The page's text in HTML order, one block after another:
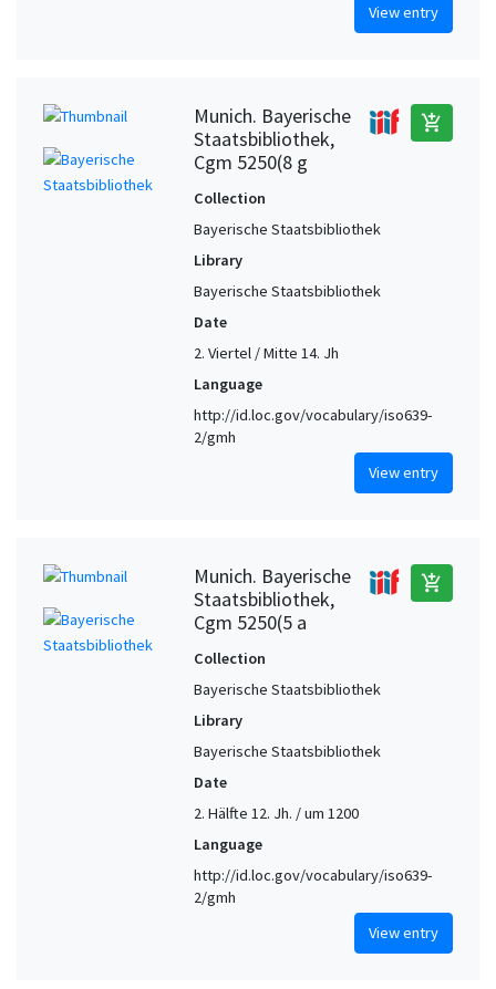
View entry
Munich. Bayerische
Staatsbibliothek,
Cgm 5250(8 g
add_shopping_cart
Collection
Bayerische Staatsbibliothek
Library
Bayerische Staatsbibliothek
Date
2. Viertel / Mitte 14. Jh
Language
http://id.loc.gov/vocabulary/iso639-
2/gmh
View entry
Munich. Bayerische
Staatsbibliothek,
Cgm 5250(5 a
add_shopping_cart
Collection
Bayerische Staatsbibliothek
Library
Bayerische Staatsbibliothek
Date
2. Hälfte 12. Jh. / um 1200
Language
http://id.loc.gov/vocabulary/iso639-
2/gmh
View entry